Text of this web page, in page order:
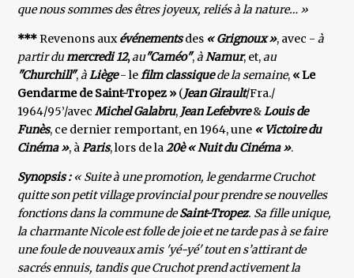
que nous sommes des êtres joyeux, reliés à la nature… »
***Revenons auxévénementsdes « Grignoux », avec - à
partir dumercredi 12,au"Caméo",àNamur, et,au
"Churchill",àLiège- lefilm classiquede la semaine, « Le
Gendarme de Saint-Tropez » (Jean Girault/Fra./
1964/95’/avecMichel Galabru, Jean Lefebvre&Louis de
Funès, ce dernier remportant, en 1964, une « Victoire du
Cinéma », àParis, lors de la20è « Nuit du Cinéma ».
Synopsis : « Suite à une promotion, le gendarme Cruchot
quitte son petit village provincial pour prendre se nouvelles
fonctions dans la commune deSaint-Tropez. Sa fille unique,
la charmante Nicole est folle de joie et ne tarde pas à se faire
une foule de nouveaux amis 'yé-yé' tout en s’attirant de
sacrés ennuis, tandis que Cruchot prend activement la